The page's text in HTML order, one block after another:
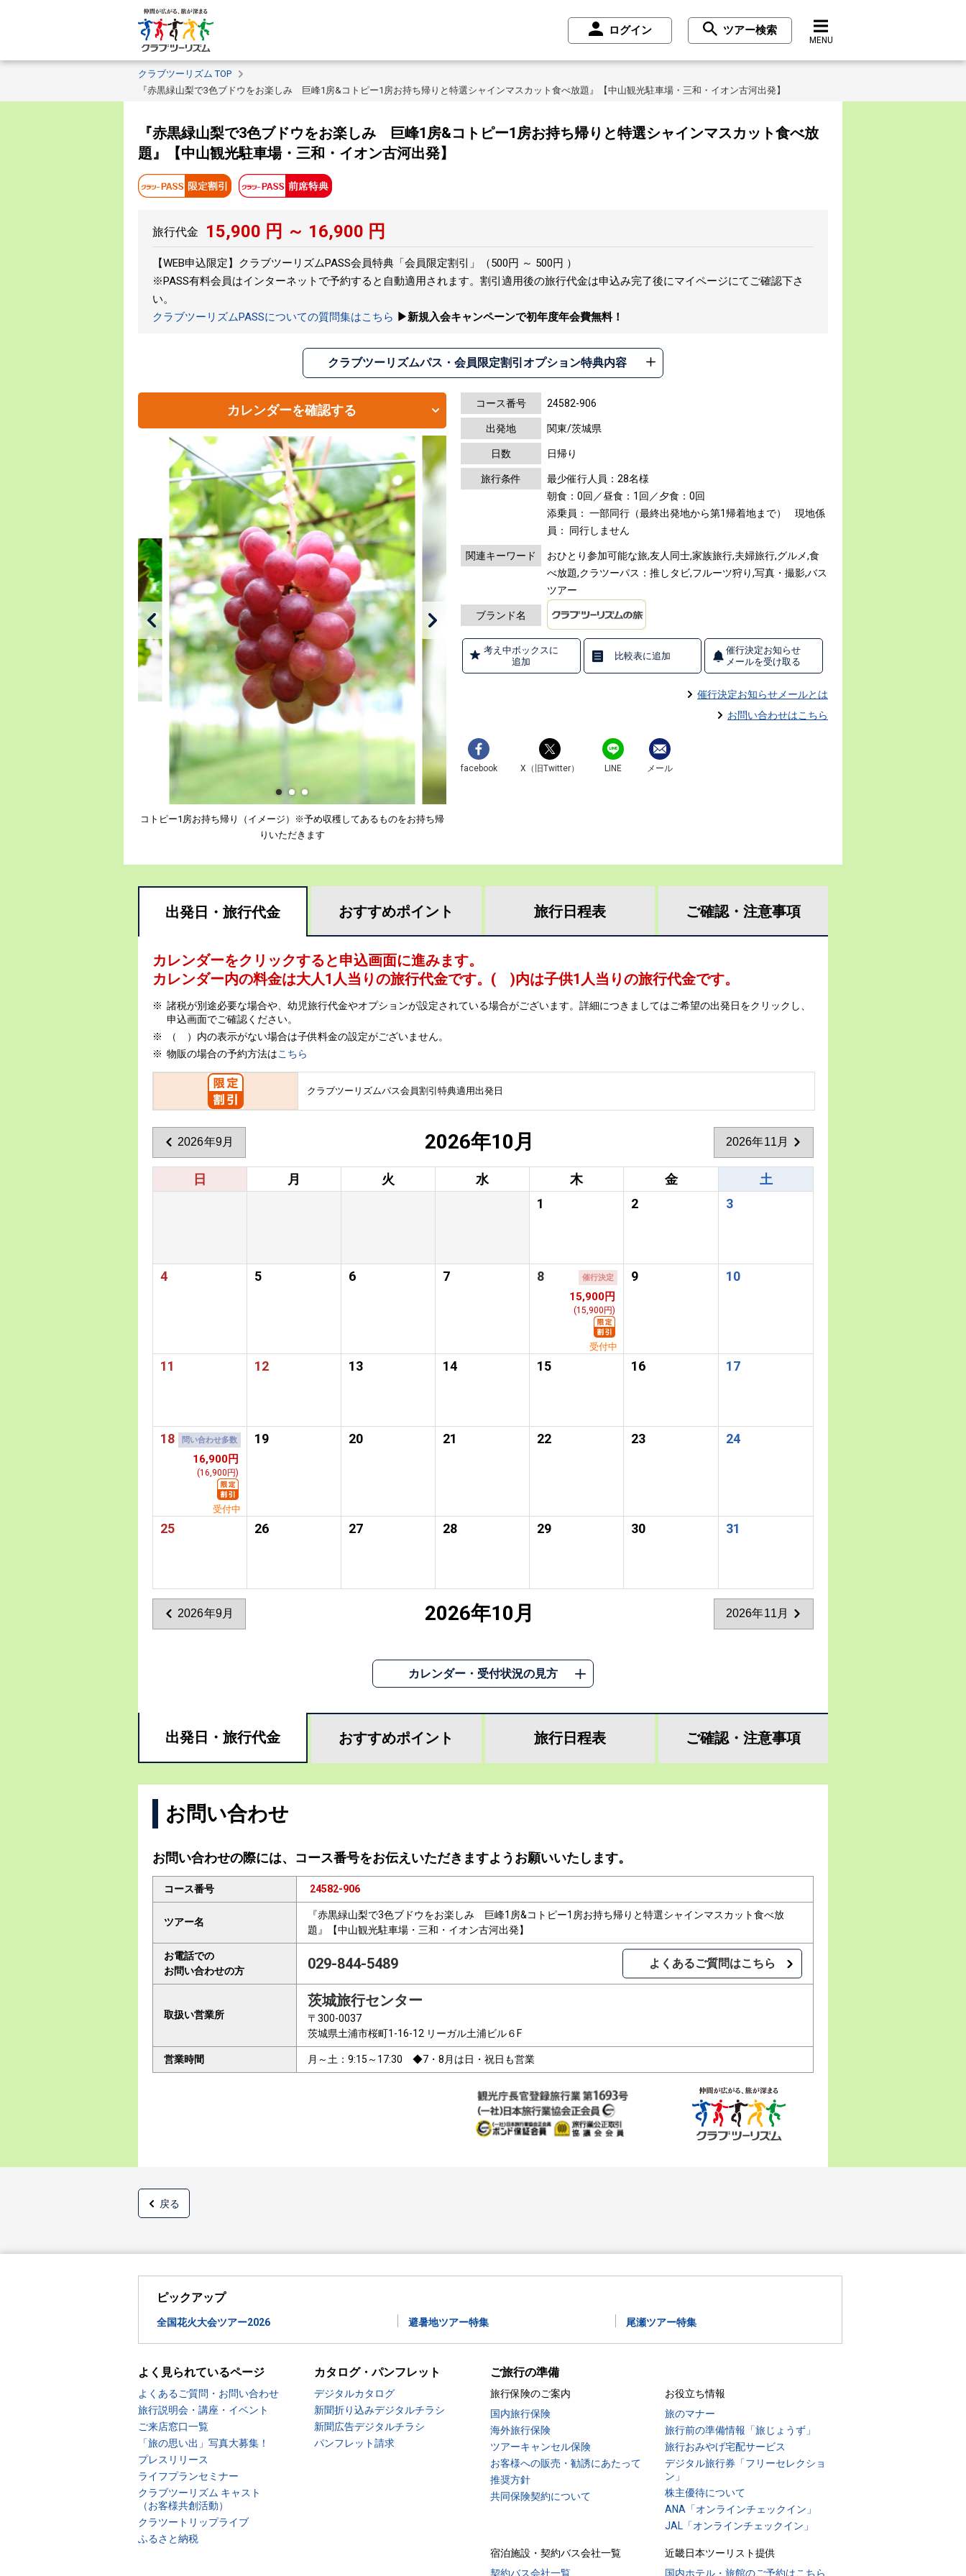
ログイン ツアー検索
MENU
クラブツーリズム TOP
『赤黒緑山梨で3色ブドウをお楽しみ 巨峰1房&コトピー1房お持ち帰りと特選シャインマスカット食べ放題』【中山観光駐車場・三和・イオン古河出発】
『赤黒緑山梨で3色ブドウをお楽しみ 巨峰1房&コトピー1房お持ち帰りと特選シャインマスカット食べ放
題』【中山観光駐車場・三和・イオン古河出発】
旅行代金 15,900 円 ～ 16,900 円
【WEB申込限定】クラブツーリズムPASS会員特典「会員限定割引」（500円 ～ 500円 ）
※PASS有料会員はインターネットで予約すると自動適用されます。割引適用後の旅行代金は申込み完了後にマイページにてご確認下さ
い。
クラブツーリズムPASSについての質問集はこちら ▶新規入会キャンペーンで初年度年会費無料！
クラブツーリズムパス・会員限定割引オプション特典内容
カレンダーを確認する
コトピー1房お持ち帰り（イメージ）※予め収穫してあるものをお持ち帰
りいただきます
コース番号 24582-906
出発地 関東/茨城県
日数 日帰り
旅行条件
最少催行人員：28名様
朝食：0回／昼食：1回／夕食：0回
添乗員： 一部同行（最終出発地から第1帰着地まで）
現地係
員： 同行しません
関連キーワード
おひとり参加可能な旅,友人同士,家族旅行,夫婦旅行,グルメ,食
べ放題,クラツーパス：推しタビ,フルーツ狩り,写真・撮影,バス
ツアー
ブランド名
考え中ボックスに
追加
比較表に追加
催行決定お知らせ
メールを受け取る
催行決定お知らせメールとは
お問い合わせはこちら
facebook X（旧Twitter） LINE メール
出発日・ 旅行代金 おすすめポイント 旅行日程表 ご確認・ 注意事項
カレンダーをクリックすると申込画面に進みます。
カレンダー内の料金は大人1人当りの旅行代金です。 ( )内は子供1人当りの旅行代金です。
諸税が別途必要な場合や、幼児旅行代金やオプションが設定されている場合がございます。詳細につきましてはご希望の出発日をクリックし、
申込画面でご確認ください。
（ ）内の表示がない場合は子供料金の設定がございません。
物販の場合の予約方法はこちら
クラブツーリズムパス会員割引特典適用出発日
2026年9月 2026年10月 2026年11月
日 月 火 水 木 金
土
1
2 3
4 5 6 7 8 催行決定
15,900円
(15,900円)
受付中
9 10
11 12 13 14 15 16 17
18 問い合わせ多数
16,900円
(16,900円)
受付中
19 20 21 22 23 24
25 26 27 28 29 30 31
2026年9月 2026年10月 2026年11月
カレンダー・受付状況の見方
出発日・ 旅行代金 おすすめポイント 旅行日程表 ご確認・ 注意事項
お問い合わせ
お問い合わせの際には、コース番号をお伝えいただきますようお願いいたします。
コース番号 24582-906
ツアー名
『赤黒緑山梨で3色ブドウをお楽しみ 巨峰1房&コトピー1房お持ち帰りと特選シャインマスカット食べ放
題』【中山観光駐車場・三和・イオン古河出発】
お電話での
お問い合わせの方
029-844-5489 よくあるご質問はこちら
取扱い営業所
茨城旅行センター
〒300-0037
茨城県土浦市桜町1-16-12 リーガル土浦ビル６F
営業時間 月～土：9:15～17:30 ◆7・8月は日・祝日も営業
戻る
ピックアップ
全国花火大会ツアー2026 避暑地ツアー特集 尾瀬ツアー特集
よく見られているページ
よくあるご質問・お問い合わせ
旅行説明会・講座・イベント
ご来店窓口一覧
「旅の思い出」写真大募集！
プレスリリース
ライフプランセミナー
クラブツーリズム キャスト
（お客様共創活動）
クラツートリップライブ
ふるさと納税
カタログ・パンフレット
デジタルカタログ
新聞折り込みデジタルチラシ
新聞広告デジタルチラシ
パンフレット請求
ご旅行の準備
旅行保険のご案内
国内旅行保険
海外旅行保険
ツアーキャンセル保険
お客様への販売・勧誘にあたって
推奨方針
共同保険契約について
お役立ち情報
旅のマナー
旅行前の準備情報「旅じょうず」
旅行おみやげ宅配サービス
デジタル旅行券「フリーセレクショ
ン」
株主優待について
ANA「オンラインチェックイン」
JAL「オンラインチェックイン」
宿泊施設・契約バス会社一覧
契約バス会社一覧
近畿日本ツーリスト提供
国内ホテル・旅館のご予約はこちら